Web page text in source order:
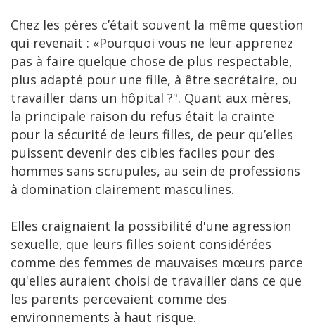
Chez les pères c’était souvent la même question
qui revenait : «Pourquoi vous ne leur apprenez
pas à faire quelque chose de plus respectable,
plus adapté pour une fille, à être secrétaire, ou
travailler dans un hôpital ?". Quant aux mères,
la principale raison du refus était la crainte
pour la sécurité de leurs filles, de peur qu’elles
puissent devenir des cibles faciles pour des
hommes sans scrupules, au sein de professions
à domination clairement masculines.
Elles craignaient la possibilité d'une agression
sexuelle, que leurs filles soient considérées
comme des femmes de mauvaises mœurs parce
qu'elles auraient choisi de travailler dans ce que
les parents percevaient comme des
environnements à haut risque.